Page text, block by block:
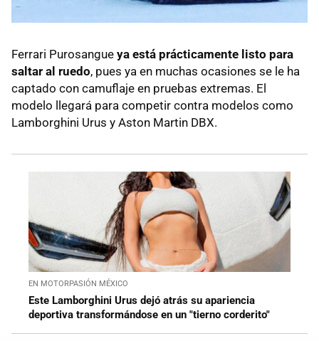
Ferrari Purosangue ya está prácticamente listo para
saltar al ruedo, pues ya en muchas ocasiones se le ha
captado con camuflaje en pruebas extremas. El
modelo llegará para competir contra modelos como
Lamborghini Urus y Aston Martin DBX.
EN MOTORPASIÓN MÉXICO
Este Lamborghini Urus dejó atrás su apariencia
deportiva transformándose en un "tierno corderito"